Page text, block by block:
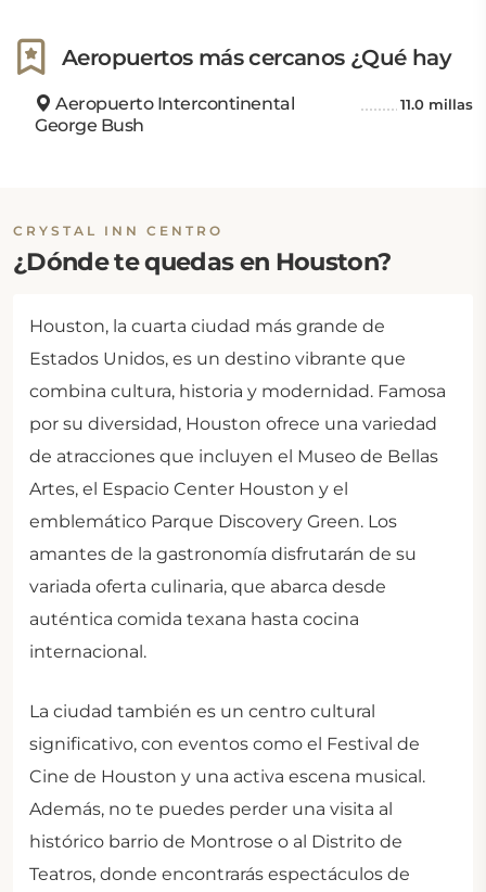
Aeropuertos más cercanos ¿Qué hay
Aeropuerto Intercontinental
George Bush
11.0 millas
CRYSTAL INN CENTRO
¿Dónde te quedas en Houston?
Houston, la cuarta ciudad más grande de
Estados Unidos, es un destino vibrante que
combina cultura, historia y modernidad. Famosa
por su diversidad, Houston ofrece una variedad
de atracciones que incluyen el Museo de Bellas
Artes, el Espacio Center Houston y el
emblemático Parque Discovery Green. Los
amantes de la gastronomía disfrutarán de su
variada oferta culinaria, que abarca desde
auténtica comida texana hasta cocina
internacional.
La ciudad también es un centro cultural
significativo, con eventos como el Festival de
Cine de Houston y una activa escena musical.
Además, no te puedes perder una visita al
histórico barrio de Montrose o al Distrito de
Teatros, donde encontrarás espectáculos de